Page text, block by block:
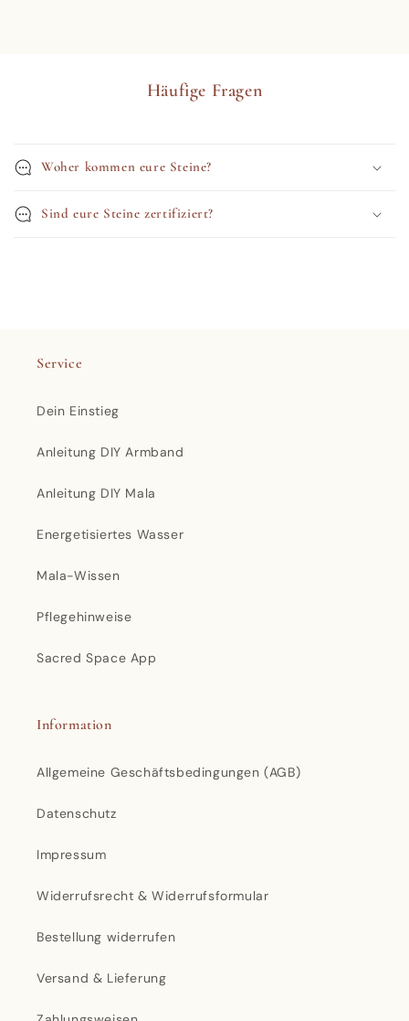
Häufige Fragen
Woher kommen eure Steine?
Sind eure Steine zertifiziert?
Service
Dein Einstieg
Anleitung DIY Armband
Anleitung DIY Mala
Energetisiertes Wasser
Mala-Wissen
Pflegehinweise
Sacred Space App
Information
Allgemeine Geschäftsbedingungen (AGB)
Datenschutz
Impressum
Widerrufsrecht & Widerrufsformular
Bestellung widerrufen
Versand & Lieferung